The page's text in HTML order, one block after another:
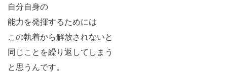
自分自身の
能力を発揮するためには
この執着から解放されないと
同じことを繰り返してしまう
と思うんです。